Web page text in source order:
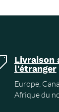
Livraison
l'étranger
Europe,
Afrique du